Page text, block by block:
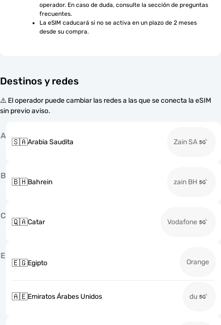
operador. En caso de duda, consulte la sección de preguntas
frecuentes.
La eSIM caducará si no se activa en un plazo de 2 meses
desde su compra.
Destinos y redes
⚠️ El operador puede cambiar las redes a las que se conecta la eSIM
sin previo aviso.
A
🇸🇦Arabia Saudita Zain SA
B
🇧🇭Bahrein zain BH
C
🇶🇦Catar Vodafone
E
🇪🇬Egipto Orange
🇦🇪Emiratos Árabes Unidos du